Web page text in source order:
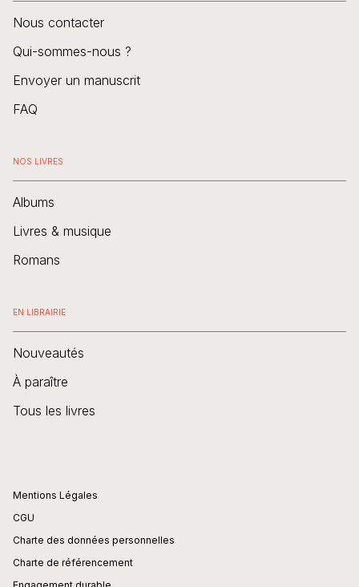
Nous contacter
Qui-sommes-nous ?
Envoyer un manuscrit
FAQ
NOS LIVRES
Albums
Livres & musique
Romans
EN LIBRAIRIE
Nouveautés
À paraître
Tous les livres
Mentions Légales
CGU
Charte des données personnelles
Charte de référencement